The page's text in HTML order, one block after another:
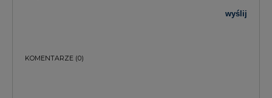
wyślij
KOMENTARZE (0)